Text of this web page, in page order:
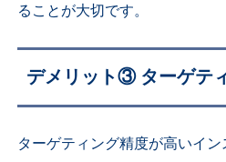
ることが大切です。
デメリット③ ターゲテ
ターゲティング精度が高いイン